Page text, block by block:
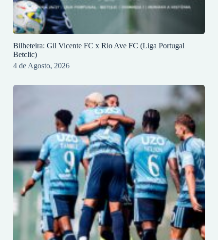
Bilheteira: Gil Vicente FC x Rio Ave FC (Liga Portugal
Betclic)
4 de Agosto, 2026